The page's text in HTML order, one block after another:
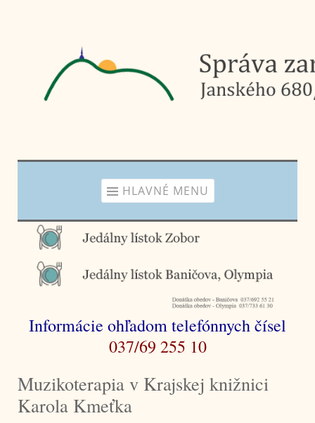
HLAVNÉ MENU
Informácie ohľadom telefónnych čísel
037/69 255 10
Muzikoterapia v Krajskej knižnici
Karola Kmeťka